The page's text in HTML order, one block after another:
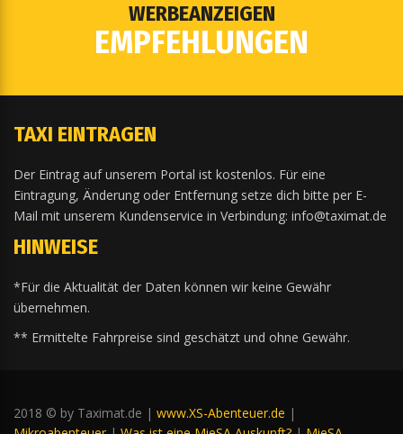
WERBEANZEIGEN
EMPFEHLUNGEN
TAXI EINTRAGEN
Der Eintrag auf unserem Portal ist kostenlos. Für eine
Eintragung, Änderung oder Entfernung setze dich bitte per E-
Mail mit unserem Kundenservice in Verbindung: info@taximat.de
HINWEISE
*Für die Aktualität der Daten können wir keine Gewähr
übernehmen.
** Ermittelte Fahrpreise sind geschätzt und ohne Gewähr.
2018 © by Taximat.de | www.XS-Abenteuer.de |